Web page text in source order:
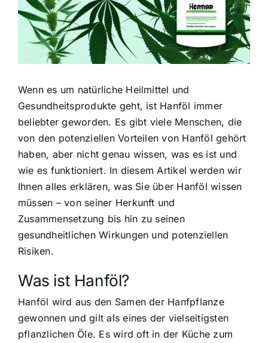
Wenn es um natürliche Heilmittel und
Gesundheitsprodukte geht, ist Hanföl immer
beliebter geworden. Es gibt viele Menschen, die
von den potenziellen Vorteilen von Hanföl gehört
haben, aber nicht genau wissen, was es ist und
wie es funktioniert. In diesem Artikel werden wir
Ihnen alles erklären, was Sie über Hanföl wissen
müssen – von seiner Herkunft und
Zusammensetzung bis hin zu seinen
gesundheitlichen Wirkungen und potenziellen
Risiken.
Was ist Hanföl?
Hanföl wird aus den Samen der Hanfpflanze
gewonnen und gilt als eines der vielseitigsten
pflanzlichen Öle. Es wird oft in der Küche zum